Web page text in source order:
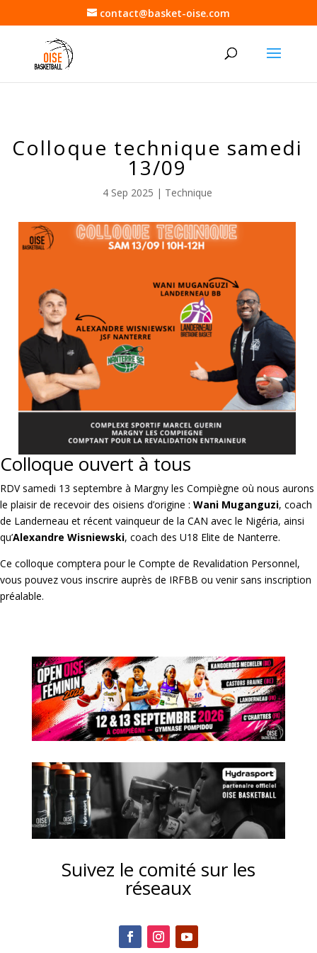
contact@basket-oise.com
Colloque technique samedi
13/09
4 Sep 2025 | Technique
Colloque ouvert à tous
RDV samedi 13 septembre à Margny les Compiègne où nous aurons
le plaisir de recevoir des oisiens d’origine : Wani Muganguzi, coach
de Landerneau et récent vainqueur de la CAN avec le Nigéria, ainsi
qu’Alexandre Wisniewski, coach des U18 Elite de Nanterre.
Ce colloque comptera pour le Compte de Revalidation Personnel,
vous pouvez vous inscrire auprès de IRFBB ou venir sans inscription
préalable.
Suivez le comité sur les
réseaux